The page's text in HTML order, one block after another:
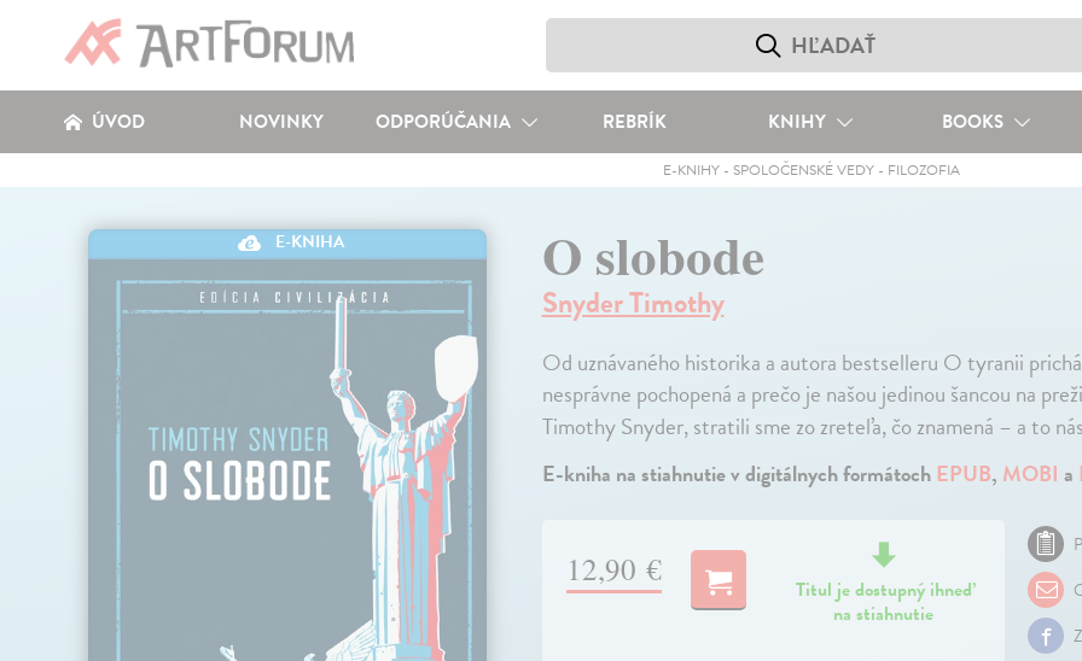
ÚVOD NOVINKY ODPORÚČANIA REBRÍK KNIHY BOOKS
E-KNIHY- SPOLOČENSKÉ VEDY- FILOZOFIA
E-KNIHA O slobode
Snyder Timothy
Od uznávaného historika a autora bestselleru O tyranii
nesprávne pochopená a prečo je našou jedinou šancou na
Timothy Snyder, stratili sme zo zreteľa, čo znamená – a to
E-kniha na stiahnutie v digitálnych formátochEPUB, MOBI a
12,90 €
Titul je dostupný ihneď
na stiahnutie